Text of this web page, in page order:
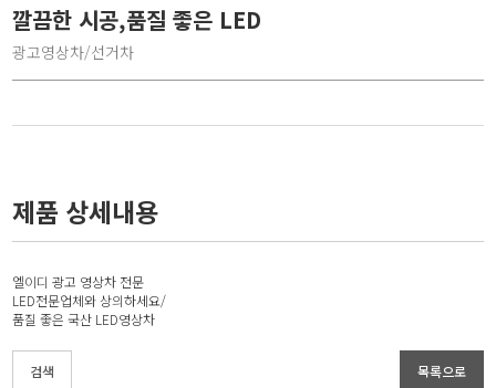
깔끔한 시공,품질 좋은 LED
광고영상차/선거차
제품 상세내용
엘이디 광고 영상차 전문
LED전문업체와 상의하세요/
품질 좋은 국산 LED영상차
검색 목록으로